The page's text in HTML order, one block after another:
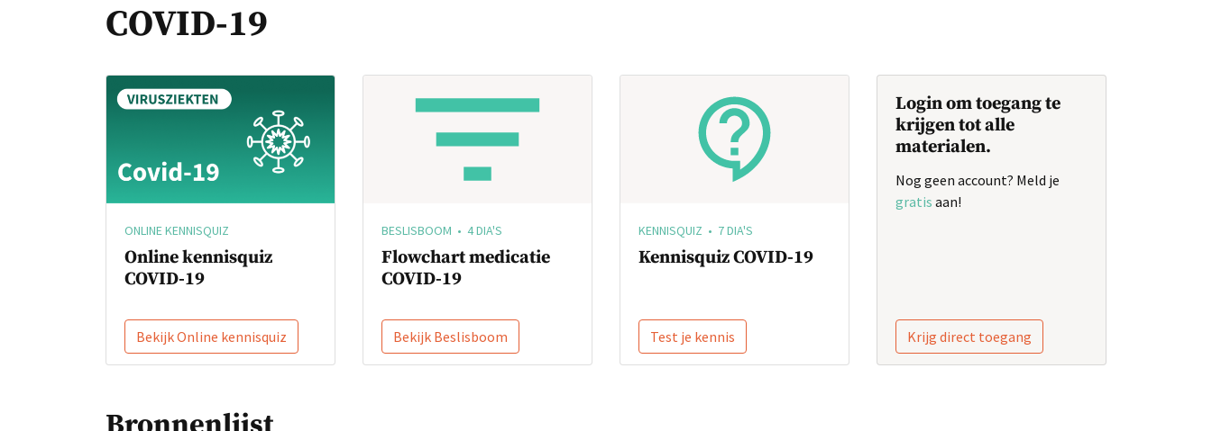
COVID-19
ONLINE KENNISQUIZ
Online kennisquiz
COVID-19
Bekijk Online kennisquiz
BESLISBOOM • 4 DIA'S
Flowchart medicatie
COVID-19
Bekijk Beslisboom
KENNISQUIZ • 7 DIA'S
Kennisquiz COVID-19
Test je kennis
Login om toegang te
krijgen tot alle
materialen.
Nog geen account? Meld je
gratis aan!
Krijg direct toegang